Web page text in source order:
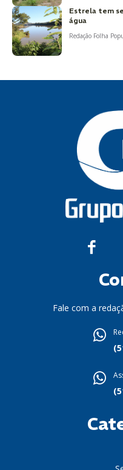
Estrela tem
água
Redação Folha
Fale com a